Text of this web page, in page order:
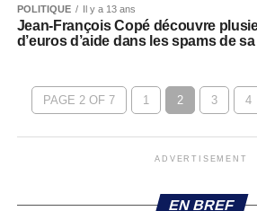
POLITIQUE Il y a 13 ans
Jean-François Copé découvre
d’euros d’aide dans les spams de
PAGE 2 OF 7 1 2 3 4
ADVERTISEMENT
EN BREF